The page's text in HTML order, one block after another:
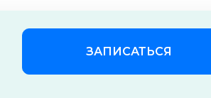
с нуля
информационной безопасности
ЗАПИСАТЬСЯ
Пользовательское